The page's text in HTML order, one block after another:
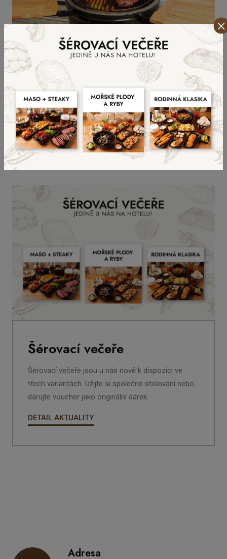
Grilování na dřevěném uhlí
Přijďte si vychutnat nefalšovanou chuť léta. Každý
den od17:00 do 20:00pro vás rozpalujeme náš
ikonický grilBig Green Egg.
DETAIL AKTUALITY
Šérovací večeře
Šérovací večeře jsou u nás nově k dispozici ve
třech variantách. Užijte si společné stolování nebo
darujte voucher jako originální dárek.
DETAIL AKTUALITY
Adresa